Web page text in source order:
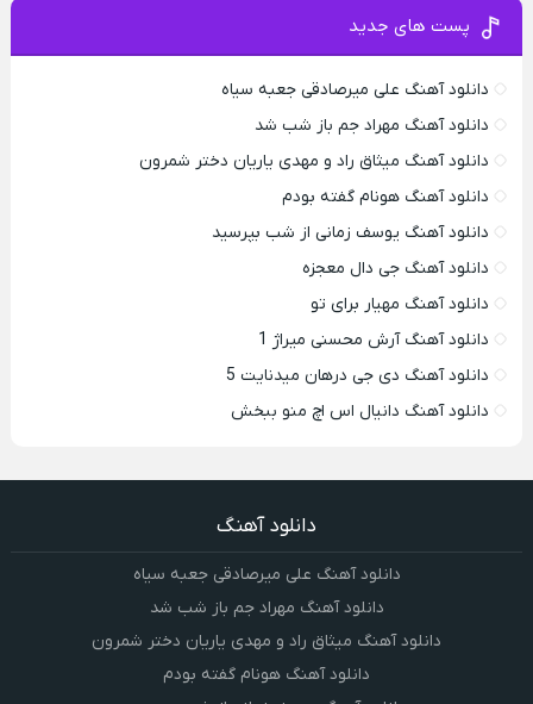
پست های جدید
دانلود آهنگ علی میرصادقی جعبه سیاه
دانلود آهنگ مهراد جم باز شب شد
دانلود آهنگ میثاق راد و مهدی یاریان دختر شمرون
دانلود آهنگ هونام گفته بودم
دانلود آهنگ یوسف زمانی از شب بپرسید
دانلود آهنگ جی دال معجزه
دانلود آهنگ مهیار برای تو
دانلود آهنگ آرش محسنی میراژ 1
دانلود آهنگ دی جی درهان میدنایت 5
دانلود آهنگ دانیال اس اچ منو ببخش
دانلود آهنگ
دانلود آهنگ علی میرصادقی جعبه سیاه
دانلود آهنگ مهراد جم باز شب شد
دانلود آهنگ میثاق راد و مهدی یاریان دختر شمرون
دانلود آهنگ هونام گفته بودم